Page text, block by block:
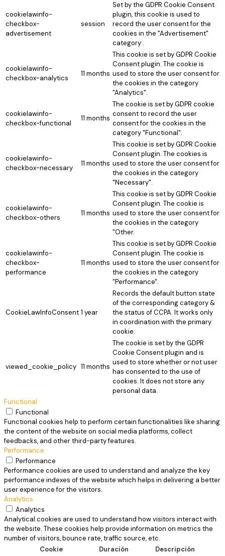
cookielawinfo-
checkbox-
advertisement
session
Set by the GDPR Cookie Consent
plugin, this cookie is used to
record the user consent for the
cookies in the "Advertisement"
category .
cookielawinfo-
checkbox-analytics
11 months
This cookie is set by GDPR Cookie
Consent plugin. The cookie is
used to store the user consent for
the cookies in the category
"Analytics".
cookielawinfo-
checkbox-functional
11 months
The cookie is set by GDPR cookie
consent to record the user
consent for the cookies in the
category "Functional".
cookielawinfo-
checkbox-necessary
11 months
This cookie is set by GDPR Cookie
Consent plugin. The cookies is
used to store the user consent for
the cookies in the category
"Necessary".
cookielawinfo-
checkbox-others
11 months
This cookie is set by GDPR Cookie
Consent plugin. The cookie is
used to store the user consent for
the cookies in the category
"Other.
cookielawinfo-
checkbox-
performance
11 months
This cookie is set by GDPR Cookie
Consent plugin. The cookie is
used to store the user consent for
the cookies in the category
"Performance".
CookieLawInfoConsent 1 year
Records the default button state
of the corresponding category &
the status of CCPA. It works only
in coordination with the primary
cookie.
viewed_cookie_policy 11 months
The cookie is set by the GDPR
Cookie Consent plugin and is
used to store whether or not user
has consented to the use of
cookies. It does not store any
personal data.
Functional
Functional
Functional cookies help to perform certain functionalities like sharing
the content of the website on social media platforms, collect
feedbacks, and other third-party features.
Performance
Performance
Performance cookies are used to understand and analyze the key
performance indexes of the website which helps in delivering a better
user experience for the visitors.
Analytics
Analytics
Analytical cookies are used to understand how visitors interact with
the website. These cookies help provide information on metrics the
number of visitors, bounce rate, traffic source, etc.
Cookie
Duración Descripción